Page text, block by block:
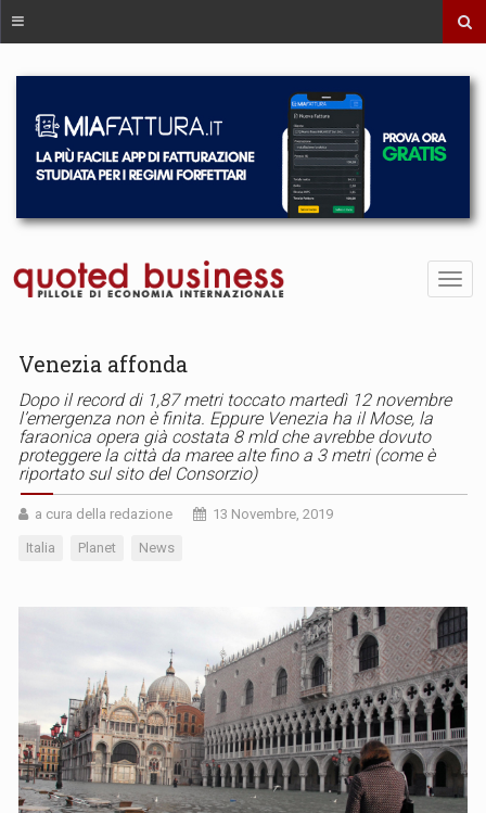
Venezia affonda
Dopo il record di 1,87 metri toccato martedì 12 novembre
l’emergenza non è finita. Eppure Venezia ha il Mose, la
faraonica opera già costata 8 mld che avrebbe dovuto
proteggere la città da maree alte fino a 3 metri (come è
riportato sul sito del Consorzio)
a cura della redazione 13 Novembre, 2019
Italia Planet News